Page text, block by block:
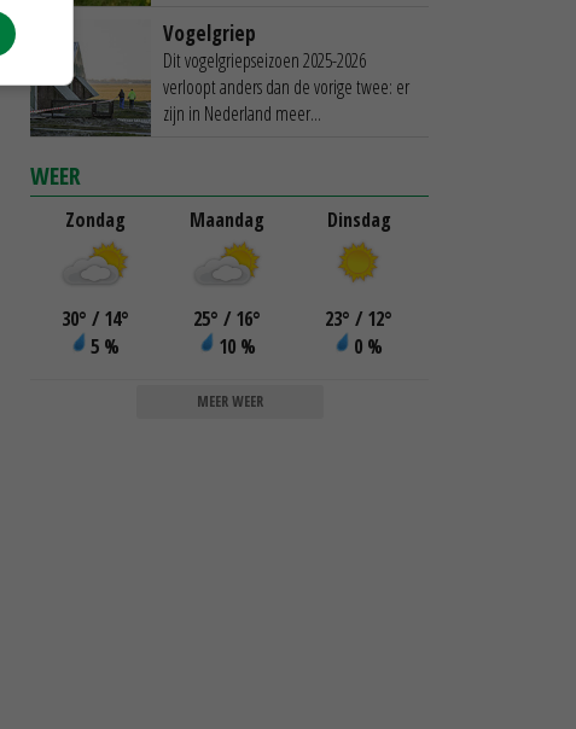
Vogelgriep
Dit vogelgriepseizoen 2025-2026
verloopt anders dan de vorige twee: er
zijn in Nederland meer...
WEER
Zondag
30° / 14°
5 %
Maandag
25° / 16°
10 %
Dinsdag
23° / 12°
0 %
MEER WEER